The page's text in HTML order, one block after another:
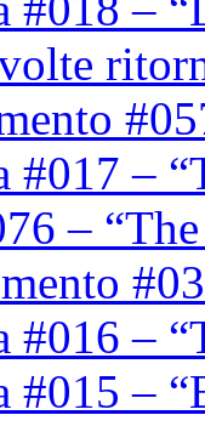
–
–
–
#015 –